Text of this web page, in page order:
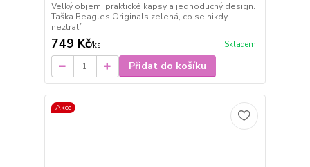
Velký objem, praktické kapsy a jednoduchý design.
Taška Beagles Originals zelená, co se nikdy
neztratí.
749 Kč/ks Skladem
Přidat do košíku
Akce